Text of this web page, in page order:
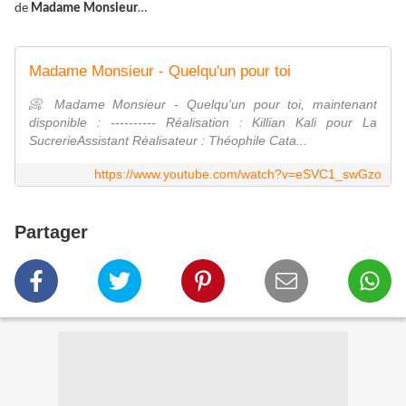
de Madame Monsieur…
Madame Monsieur - Quelqu'un pour toi
📀 Madame Monsieur - Quelqu'un pour toi, maintenant
disponible : ---------- Réalisation : Killian Kali pour La
SucrerieAssistant Réalisateur : Théophile Cata...
https://www.youtube.com/watch?v=eSVC1_swGzo
Partager